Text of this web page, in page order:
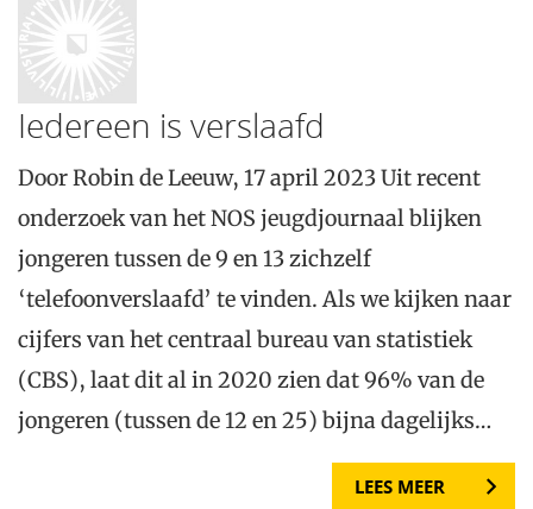
Iedereen is verslaafd
Door Robin de Leeuw, 17 april 2023 Uit recent
onderzoek van het NOS jeugdjournaal blijken
jongeren tussen de 9 en 13 zichzelf
‘telefoonverslaafd’ te vinden. Als we kijken naar
cijfers van het centraal bureau van statistiek
(CBS), laat dit al in 2020 zien dat 96% van de
jongeren (tussen de 12 en 25) bijna dagelijks…
LEES MEER